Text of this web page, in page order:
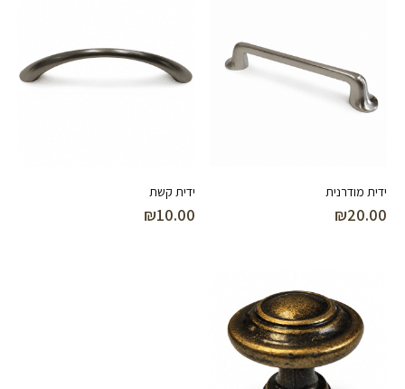
ידית מודרנית
₪20.00
ידית קשת
₪10.00